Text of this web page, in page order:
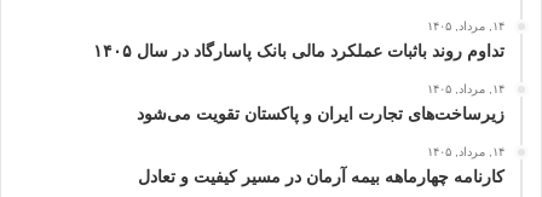
۱۴, مرداد, ۱۴۰۵
تداوم روند باثبات عملکرد مالی بانک پاسارگاد در سال ۱۴۰۵
۱۴, مرداد, ۱۴۰۵
زیرساخت‌های تجارت ایران و پاکستان تقویت می‌شود
۱۴, مرداد, ۱۴۰۵
کارنامه چهارماهه بیمه آرمان در مسیر کیفیت و تعادل